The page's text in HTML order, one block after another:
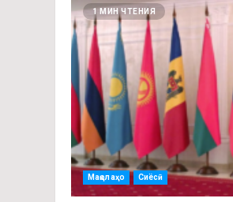
1 МИН ЧТЕНИЯ
Мақолаҳо Сиёсӣ